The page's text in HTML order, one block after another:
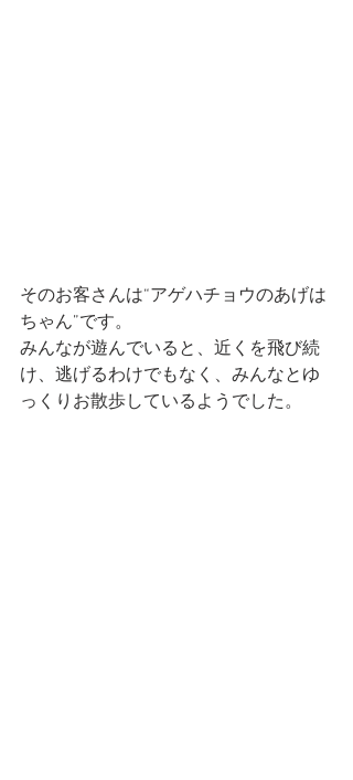
そのお客さんは“アゲハチョウのあげは
ちゃん”です。
みんなが遊んでいると、近くを飛び続
け、逃げるわけでもなく、みんなとゆ
っくりお散歩しているようでした。